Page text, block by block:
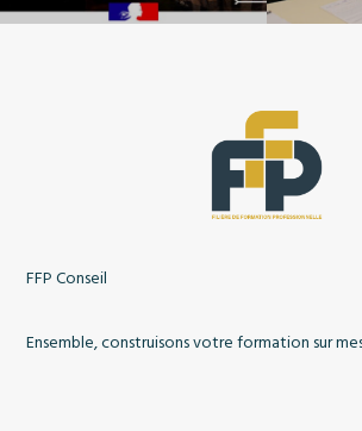
FFP Conseil
Ensemble, construisons votre formation sur